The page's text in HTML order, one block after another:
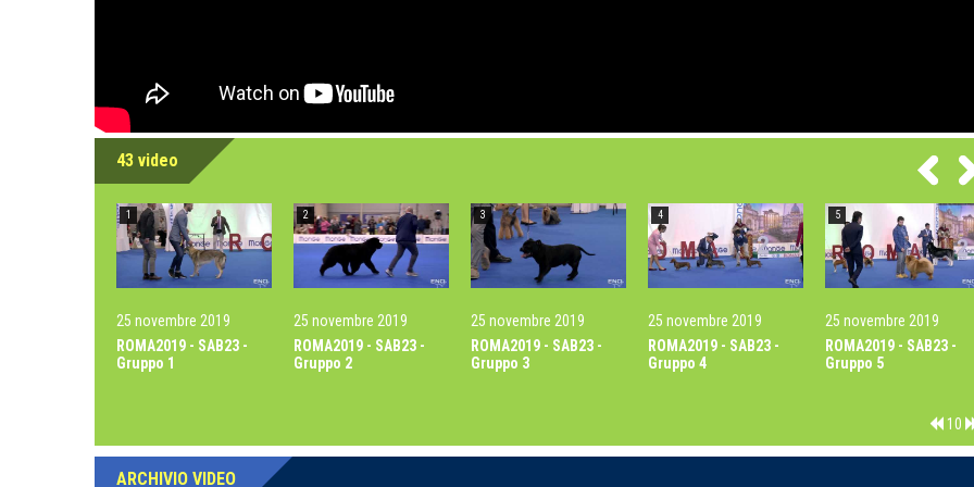
43 video
10
25 novembre 2019
ROMA2019 - SAB23 -
Gruppo 1
1
25 novembre 2019
ROMA2019 - SAB23 -
Gruppo 2
2
25 novembre 2019
ROMA2019 - SAB23 -
Gruppo 3
3
25 novembre 2019
ROMA2019 - SAB23 -
Gruppo 4
4
25 novembre 2019
ROMA2019 - SAB23 -
Gruppo 5
5
ARCHIVIO VIDEO